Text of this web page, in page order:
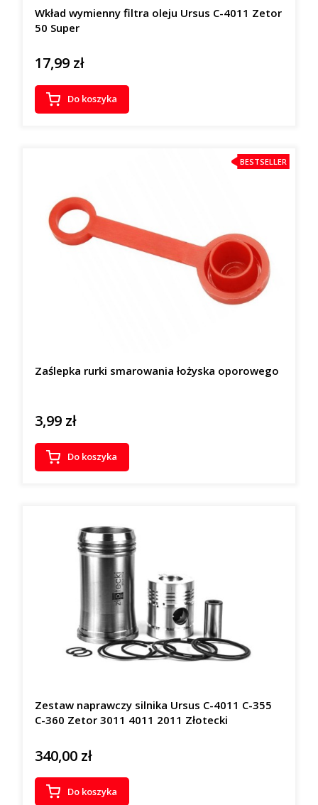
Wkład wymienny filtra oleju Ursus C-4011 Zetor
50 Super
Cena
17,99 zł
Do koszyka
BESTSELLER
Zaślepka rurki smarowania łożyska oporowego
Cena
3,99 zł
Do koszyka
Zestaw naprawczy silnika Ursus C-4011 C-355
C-360 Zetor 3011 4011 2011 Złotecki
Cena
340,00 zł
Do koszyka